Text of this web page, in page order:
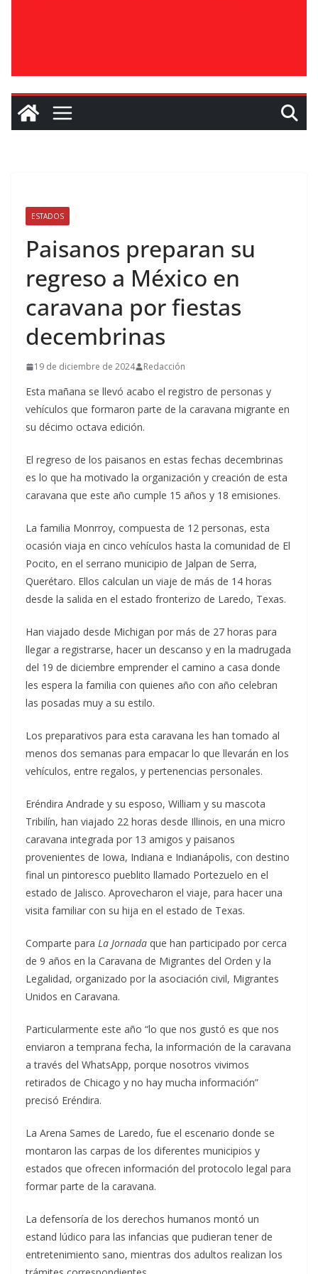
ESTADOS
Paisanos preparan su
regreso a México en
caravana por fiestas
decembrinas
19 de diciembre de 2024 Redacción
Esta mañana se llevó acabo el registro de personas y
vehículos que formaron parte de la caravana migrante en
su décimo octava edición.
El regreso de los paisanos en estas fechas decembrinas
es lo que ha motivado la organización y creación de esta
caravana que este año cumple 15 años y 18 emisiones.
La familia Monrroy, compuesta de 12 personas, esta
ocasión viaja en cinco vehículos hasta la comunidad de El
Pocito, en el serrano municipio de Jalpan de Serra,
Querétaro. Ellos calculan un viaje de más de 14 horas
desde la salida en el estado fronterizo de Laredo, Texas.
Han viajado desde Michigan por más de 27 horas para
llegar a registrarse, hacer un descanso y en la madrugada
del 19 de diciembre emprender el camino a casa donde
les espera la familia con quienes año con año celebran
las posadas muy a su estilo.
Los preparativos para esta caravana les han tomado al
menos dos semanas para empacar lo que llevarán en los
vehículos, entre regalos, y pertenencias personales.
Eréndira Andrade y su esposo, William y su mascota
Tribilín, han viajado 22 horas desde Illinois, en una micro
caravana integrada por 13 amigos y paisanos
provenientes de Iowa, Indiana e Indianápolis, con destino
final un pintoresco pueblito llamado Portezuelo en el
estado de Jalisco. Aprovecharon el viaje, para hacer una
visita familiar con su hija en el estado de Texas.
Comparte para La Jornada que han participado por cerca
de 9 años en la Caravana de Migrantes del Orden y la
Legalidad, organizado por la asociación civil, Migrantes
Unidos en Caravana.
Particularmente este año “lo que nos gustó es que nos
enviaron a temprana fecha, la información de la caravana
a través del WhatsApp, porque nosotros vivimos
retirados de Chicago y no hay mucha información”
precisó Eréndira.
La Arena Sames de Laredo, fue el escenario donde se
montaron las carpas de los diferentes municipios y
estados que ofrecen información del protocolo legal para
formar parte de la caravana.
La defensoría de los derechos humanos montó un
estand lúdico para las infancias que pudieran tener de
entretenimiento sano, mientras dos adultos realizan los